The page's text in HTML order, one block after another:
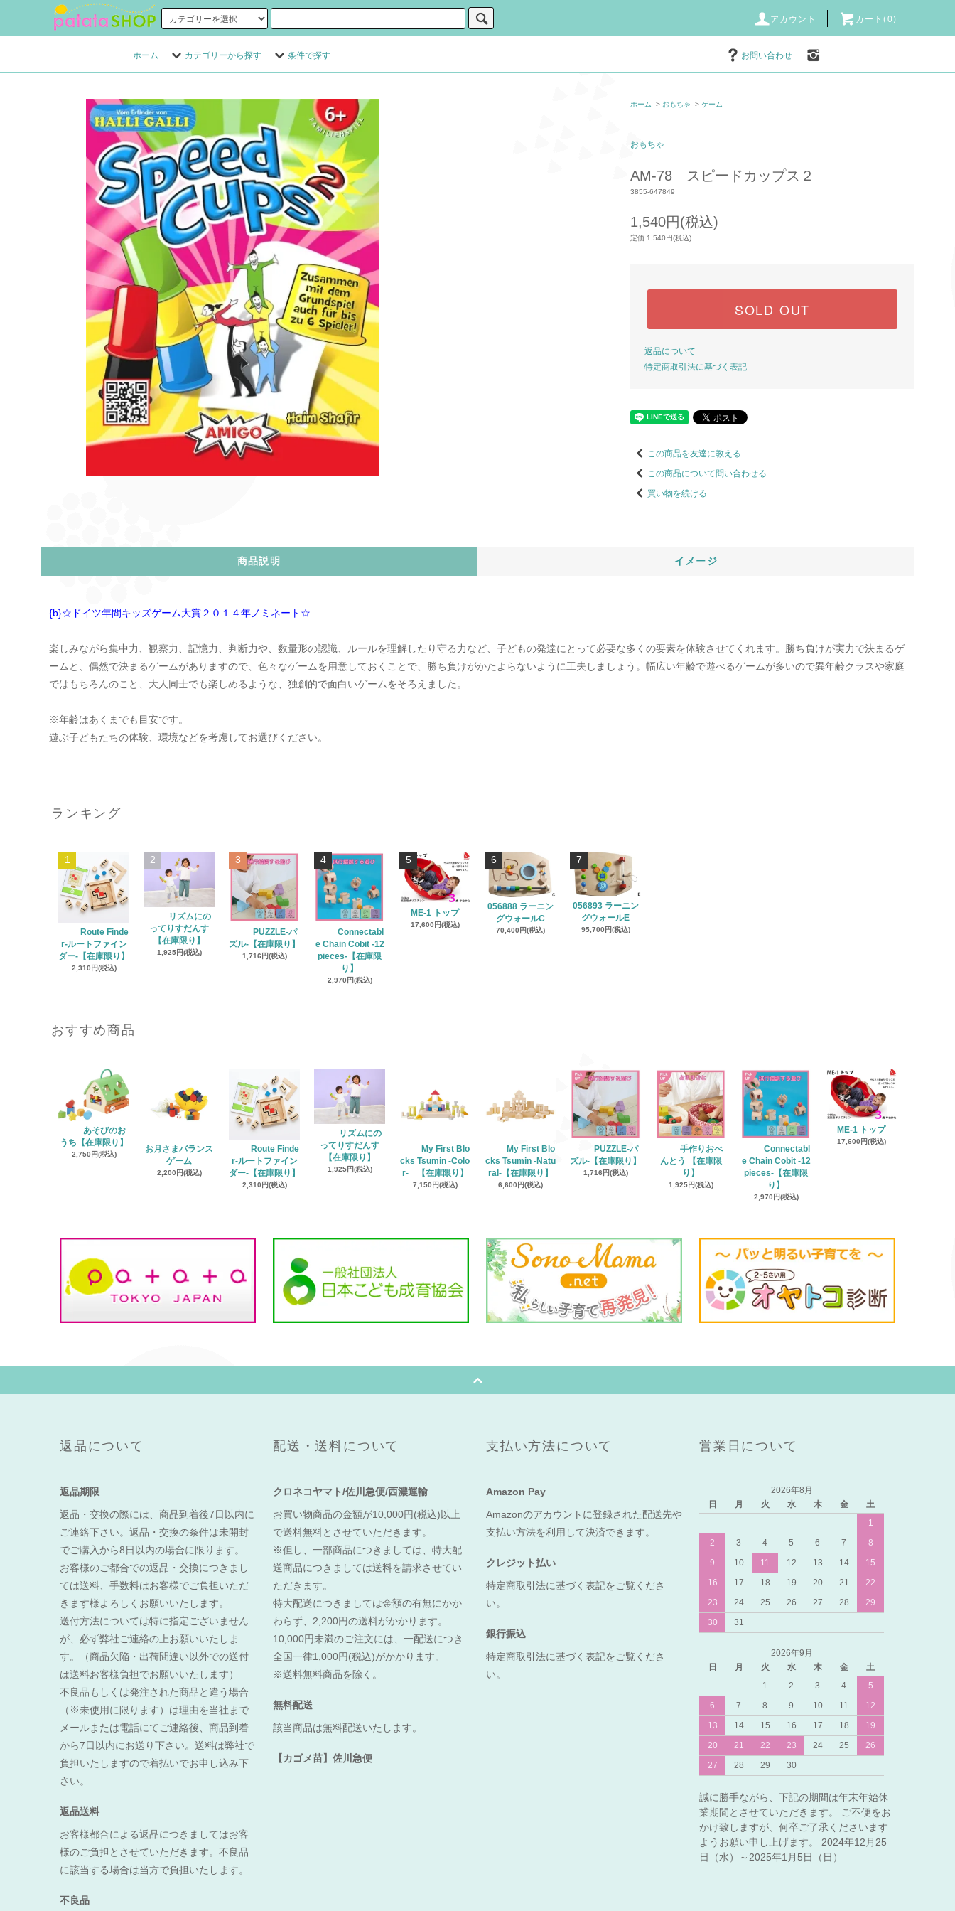
アカウント カート(0)
ホーム カテゴリーから探す 条件で探す お問い合わせ
ホーム > おもちゃ > ゲーム
おもちゃ
AM-78 スピードカップス２
3855-647849
1,540円(税込)
定価 1,540円(税込)
SOLD OUT
返品について
特定商取引法に基づく表記
この商品を友達に教える
この商品について問い合わせる
買い物を続ける
商品説明 イメージ
{b}☆ドイツ年間キッズゲーム大賞２０１４年ノミネート☆
楽しみながら集中力、観察力、記憶力、判断力や、数量形の認識、ルールを理解したり守る力など、子どもの発達にとって必要な多くの要素を体験させてくれます。勝ち負けが実力で決まるゲ
ームと、偶然で決まるゲームがありますので、色々なゲームを用意しておくことで、勝ち負けがかたよらないように工夫しましょう。幅広い年齢で遊べるゲームが多いので異年齢クラスや家庭
ではもちろんのこと、大人同士でも楽しめるような、独創的で面白いゲームをそろえました。
※年齢はあくまでも目安です。
遊ぶ子どもたちの体験、環境などを考慮してお選びください。
ランキング
1
Route Finde
r‐ルートファイン
ダー‐【在庫限り】
2,310円(税込)
2
リズムにの
ってりすだんす
【在庫限り】
1,925円(税込)
3
PUZZLE‐パ
ズル‐【在庫限り】
1,716円(税込)
4
Connectabl
e Chain Cobit -12
pieces-【在庫限
り】
2,970円(税込)
5
ME-1 トップ
17,600円(税込)
6
056888 ラーニン
グウォールC
70,400円(税込)
7
056893 ラーニン
グウォールE
95,700円(税込)
おすすめ商品
あそびのお
うち【在庫限り】
2,750円(税込)
お月さまバランス
ゲーム
2,200円(税込)
Route Finde
r‐ルートファイン
ダー‐【在庫限り】
2,310円(税込)
リズムにの
ってりすだんす
【在庫限り】
1,925円(税込)
My First Blo
cks Tsumin -Colo
r- 【在庫限り】
7,150円(税込)
My First Blo
cks Tsumin -Natu
ral-【在庫限り】
6,600円(税込)
PUZZLE‐パ
ズル‐【在庫限り】
1,716円(税込)
手作りおべ
んとう 【在庫限
り】
1,925円(税込)
Connectabl
e Chain Cobit -12
pieces-【在庫限
り】
2,970円(税込)
ME-1 トップ
17,600円(税込)
返品について
返品期限
返品・交換の際には、商品到着後7日以内に
ご連絡下さい。返品・交換の条件は未開封
でご購入から8日以内の場合に限ります。
お客様のご都合での返品・交換につきまし
ては送料、手数料はお客様でご負担いただ
きます様よろしくお願いいたします。
送付方法については特に指定ございません
が、必ず弊社ご連絡の上お願いいたしま
す。（商品欠陥・出荷間違い以外での送付
は送料お客様負担でお願いいたします）
不良品もしくは発注された商品と違う場合
（※未使用に限ります）は理由を当社まで
メールまたは電話にてご連絡後、商品到着
から7日以内にお送り下さい。送料は弊社で
負担いたしますので着払いでお申し込み下
さい。
返品送料
お客様都合による返品につきましてはお客
様のご負担とさせていただきます。不良品
に該当する場合は当方で負担いたします。
不良品
配送・送料について
クロネコヤマト/佐川急便/西濃運輸
お買い物商品の金額が10,000円(税込)以上
で送料無料とさせていただきます。
※但し、一部商品につきましては、特大配
送商品につきましては送料を請求させてい
ただきます。
特大配送につきましては金額の有無にかか
わらず、2,200円の送料がかかります。
10,000円未満のご注文には、一配送につき
全国一律1,000円(税込)がかかります。
※送料無料商品を除く。
無料配送
該当商品は無料配送いたします。
【カゴメ苗】佐川急便
支払い方法について
Amazon Pay
Amazonのアカウントに登録された配送先や
支払い方法を利用して決済できます。
クレジット払い
特定商取引法に基づく表記をご覧くださ
い。
銀行振込
特定商取引法に基づく表記をご覧くださ
い。
営業日について
2026年8月
日
月 火 水 木 金
土
1
2
3 4 5 6 7
8
9
10 11 12 13 14
15
16
17 18 19 20 21
22
23
24 25 26 27 28
29
30
31
2026年9月
日
月 火 水 木 金
土
1
2 3 4
5
6
7 8 9 10 11
12
13
14 15 16 17 18
19
20
21 22 23 24 25
26
27
28 29 30
誠に勝手ながら、下記の期間は年末年始休
業期間とさせていただきます。 ご不便をお
かけ致しますが、何卒ご了承くださいます
ようお願い申し上げます。 2024年12月25
日（水）～2025年1月5日（日）